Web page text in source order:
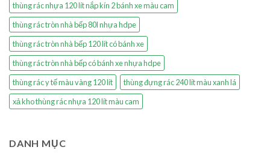
thùng rác nhựa 120 lít nắp kín 2 bánh xe màu cam
thùng rác tròn nhà bếp 80l nhựa hdpe
thùng rác tròn nhà bếp 120 lít có bánh xe
thùng rác tròn nhà bếp có bánh xe nhựa hdpe
thùng rác y tế màu vàng 120 lít
thùng đựng rác 240 lít màu xanh lá
xả kho thùng rác nhựa 120 lít màu cam
DANH MỤC